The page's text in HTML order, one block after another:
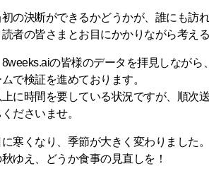
初の決断ができるかどうかが、誰にも訪
読者の皆さまとお目にかかりながら考える
の皆様のデータを拝見しなが
で検証を進めております。
に時間を要している状況ですが、順次
ださいませ。
に寒くなり、季節が大きく変わりました。
ゆえ、どうか食事の見直しを！